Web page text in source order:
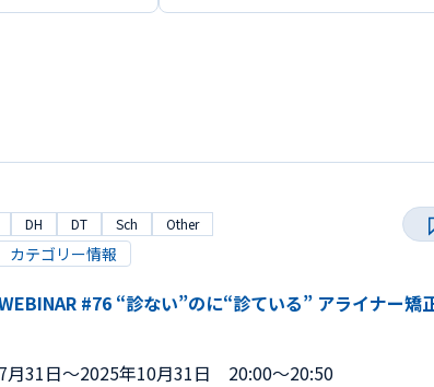
DH DT Sch Other
カテゴリー情報
#76 “診ない”のに“診ている” アライナー矯
月31日〜2025年10月31日 20:00～20:50